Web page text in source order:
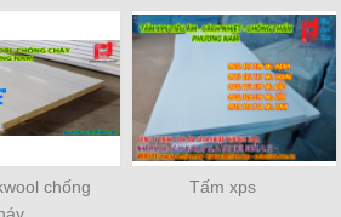
chống
Tấm xps